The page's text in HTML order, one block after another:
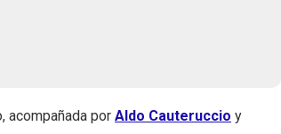
acompañada por Aldo Cauteruccio y